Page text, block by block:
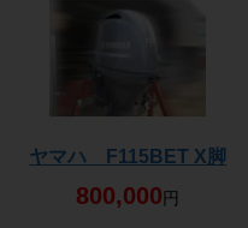
ヤマハ F115BET X脚
800,000 円